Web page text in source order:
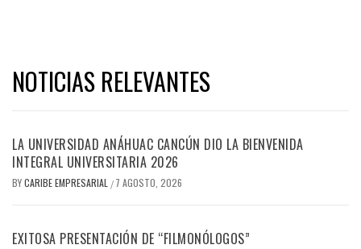
NOTICIAS RELEVANTES
LA UNIVERSIDAD ANÁHUAC CANCÚN DIO LA BIENVENIDA
INTEGRAL UNIVERSITARIA 2026
BYCARIBE EMPRESARIAL / 7 AGOSTO, 2026
EXITOSA PRESENTACIÓN DE “FILMONÓLOGOS”